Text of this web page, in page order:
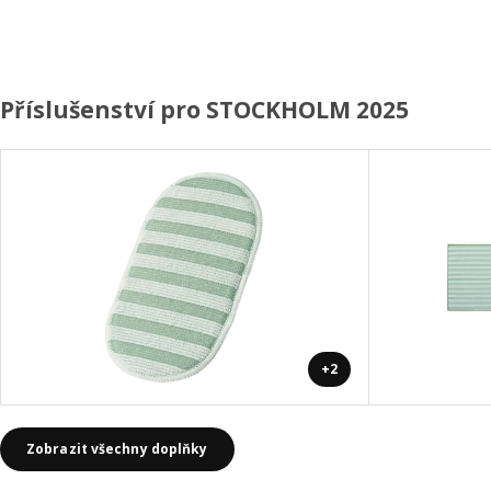
Příslušenství pro STOCKHOLM 2025
+2
Zobrazit všechny doplňky